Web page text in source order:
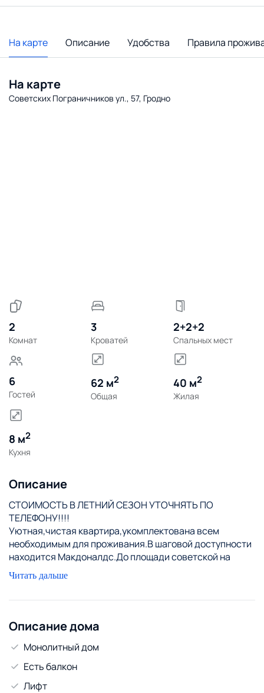
На карте Описание Удобства Правила
2
Комнат
3
Кроватей
2+2+2
Спальных мест
6
Гостей
62 м2
Общая
40 м2
Жилая
8 м2
Кухня
На карте
Советских Пограничников ул., 57, Гродно
Описание
СТОИМОСТЬ В ЛЕТНИЙ СЕЗОН УТОЧНЯТЬ ПО
ТЕЛЕФОНУ!!!!
Уютная,чистая квартира,укомплектована всем
необходимым для проживания.В шаговой доступности
находится Макдоналдс.До площади советской на
которой проходят все основные мероприятия города
10 минут пешей прогулки,до всех
рукой подать)Вопросы по стоимости уточнять по
телефону
Читать дальше
Описание дома
Монолитный дом
Есть балкон
Лифт